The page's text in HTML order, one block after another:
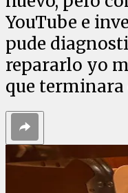
YouTube e
pude
repararlo yo
que terminara